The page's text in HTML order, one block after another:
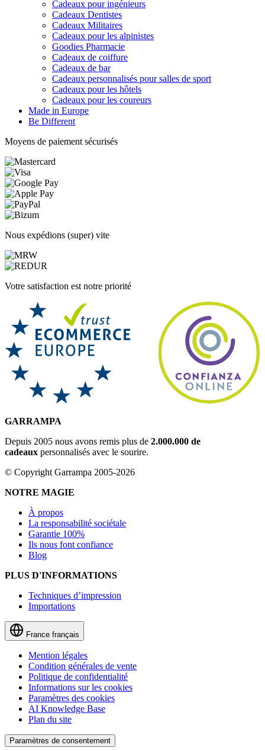
Cadeaux pour ingénieurs
Cadeaux Dentistes
Cadeaux Militaires
Cadeaux pour les alpinistes
Goodies Pharmacie
Cadeaux de coiffure
Cadeaux de bar
Cadeaux personnalisés pour salles de sport
Cadeaux pour les hôtels
Cadeaux pour les coureurs
Made in Europe
Be Different
Moyens de paiement sécurisés
Nous expédions (super) vite
Votre satisfaction est notre priorité
GARRAMPA
Depuis 2005 nous avons remis plus de 2.000.000 de
cadeaux personnalisés avec le sourire.
© Copyright Garrampa 2005-2026
NOTRE MAGIE
À propos
La responsabilité sociétale
Garantie 100%
Ils nous font confiance
Blog
PLUS D'INFORMATIONS
Techniques d’impression
Importations
France français
Mention légales
Condition générales de vente
Politique de confidentialité
Informations sur les cookies
Paramètres des cookies
AI Knowledge Base
Plan du site
Paramètres de consentement